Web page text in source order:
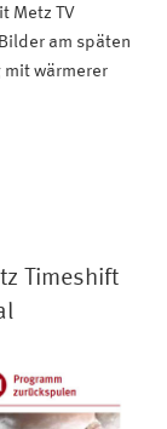
Metz TV
am späten
wärmerer
Timeshift